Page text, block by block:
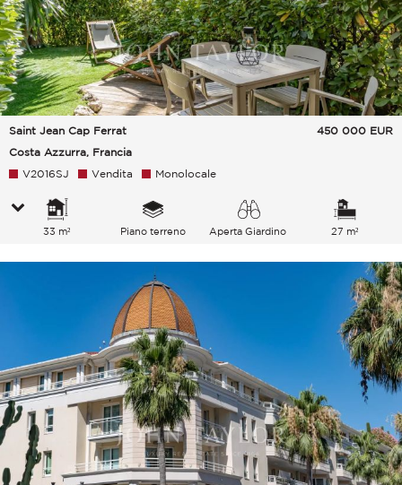
Saint Jean Cap Ferrat
Costa Azzurra, Francia
450 000 EUR
V2016SJ Vendita Monolocale
33 m² Piano terreno Aperta Giardino 27 m²